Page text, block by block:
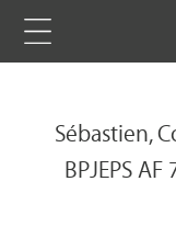
Sébastien,
BPJEPS